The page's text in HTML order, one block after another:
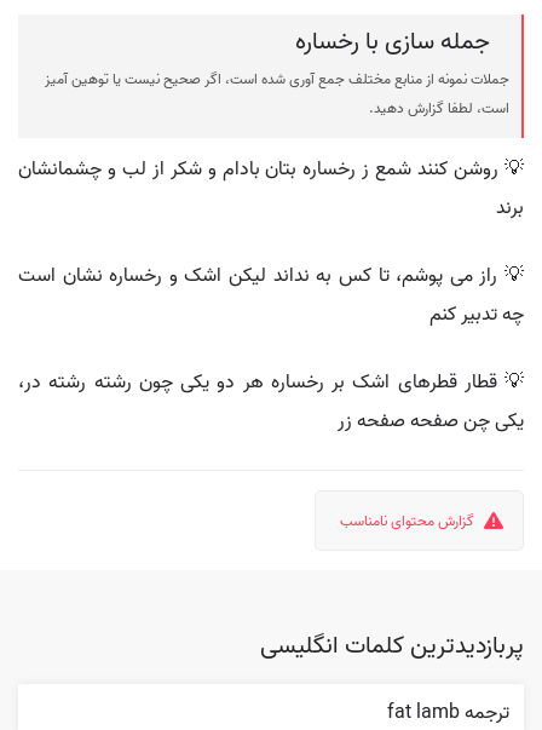
جمله سازی با رخساره
جملات نمونه از منابع مختلف جمع آوری شده است، اگر صحیح نیست یا توهین آمیز
است، لطفا گزارش دهید.
💡 روشن کنند شمع ز رخساره بتان بادام و شکر از لب و چشمانشان
برند
💡 راز می پوشم، تا کس به نداند لیکن اشک و رخساره نشان است
چه تدبیر کنم
💡 قطار قطرهای اشک بر رخساره هر دو یکی چون رشته رشته در،
یکی چن صفحه صفحه زر
گزارش محتوای نامناسب
پربازدیدترین کلمات انگلیسی
ترجمه fat lamb